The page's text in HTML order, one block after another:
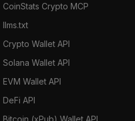
CoinStats Crypto MCP
llms.txt
Crypto Wallet API
Solana Wallet API
EVM Wallet API
DeFi API
Bitcoin (xPub) Wallet API